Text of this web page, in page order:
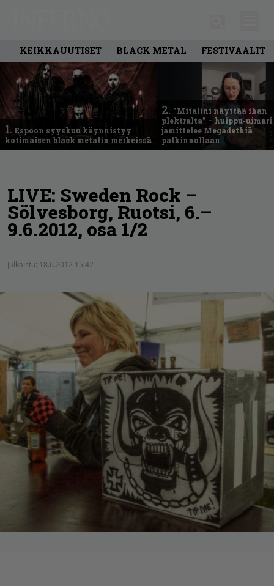
KEIKKAUUTISET BLACK METAL FESTIVAALIT
1. Espoon syyskuu käynnistyy
kotimaisen black metalin merkeissä
2. ”Mitalini näyttää ihan
plektralta” – huippu-uimari
jamittelee Megadethiä
palkinnollaan
LIVE: Sweden Rock –
Sölvesborg, Ruotsi, 6.–
9.6.2012, osa 1/2
Julkaistu: 18.6.2012 15:42